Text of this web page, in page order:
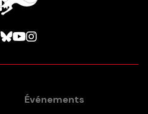
Événements